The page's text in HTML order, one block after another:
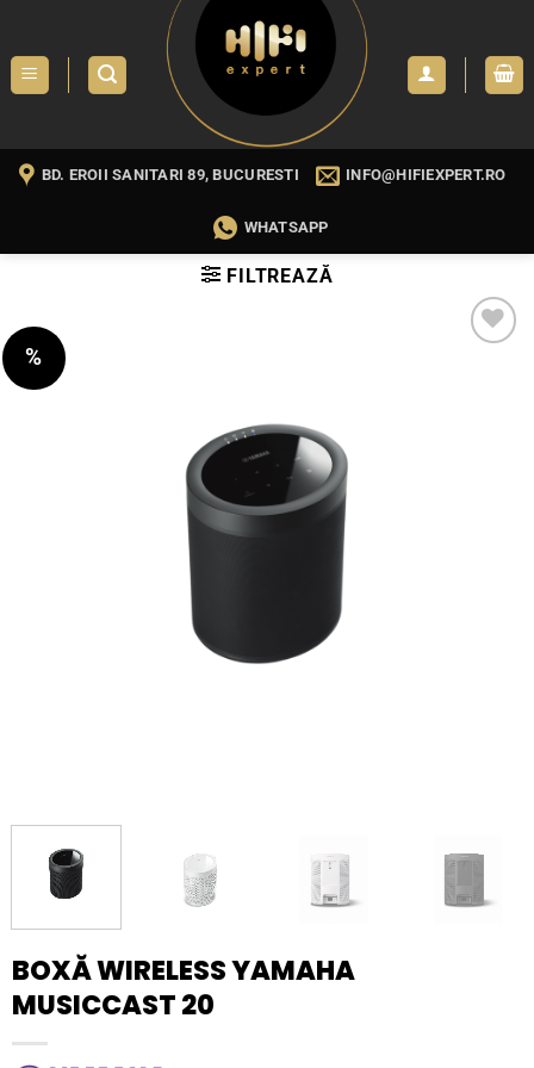
content
BD. EROII SANITARI 89, BUCURESTI INFO@HIFIEXPERT.RO
WHATSAPP
FILTREAZĂ
%
BOXĂ WIRELESS YAMAHA
MUSICCAST 20